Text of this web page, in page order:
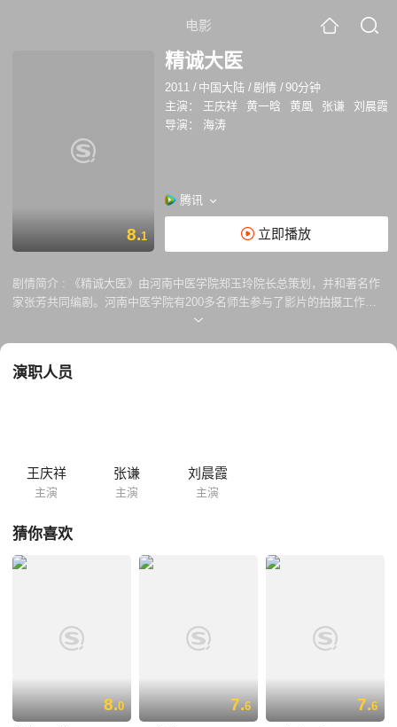
电影
8.1
精诚大医
2011 / 中国大陆 /剧情 /90分钟
主演：
王庆祥 黄一晗 黄凰 张谦
刘晨霞
导演：
海涛
腾讯
立即播放
剧情简介 :
《精诚大医》由河南中医学院郑玉玲院长总策划，并和著名作
家张芳共同编剧。河南中医学院有200多名师生参与了影片的拍摄工作。
该片以河南中医学院原院长国医大师李振华教授为原型，同时集众多名老
了贡献。
演职人员
王庆祥
主演
张谦
主演
刘晨霞
主演
猜你喜欢
8.0 7.6 7.6